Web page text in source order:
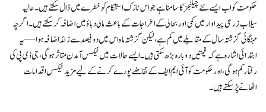
حکومت کو اب ایسے نئے چیلنجز کا سامنا ہے جو اس نازک استحکام کو خطرے میں ڈال سکتے ہیں۔ حالیہ
سیلاب زرعی پیداوار میں کمی اور بحالی کے اخراجات کے باعث مالی دباؤ میں اضافہ کرسکتے ہیں۔ اگرچہ
مہنگائی گزشتہ سال کے مقابلے میں کم ہے، لیکن گزشتہ ماہ اس میں دو فیصد سے زائد اضافہ ہوا — یہ
ابتدائی اشارہ ہے کہ قیمتیں دوبارہ بڑھ سکتی ہیں۔ ایسے حالات میں ٹیکس آمدن متاثر ہوگی، جی ڈی پی کی
رفتار کم ہوگی، اور حکومت کو آئی ایم ایف کے تقاضے پورے کرنے کے لیے مزید ٹیکس اقدامات
اٹھانے پڑ سکتے ہیں۔